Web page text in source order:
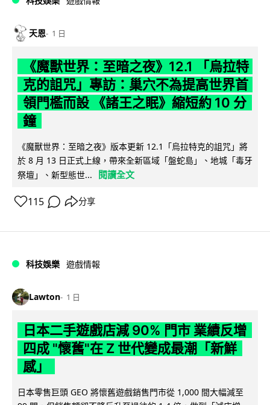
天恩 1 日
《魔獸世界：至暗之夜》12.1 「烏拉特
克的詛咒」專訪：巢穴不為提高世界首
領門檻而設 《諸王之眠》縮短約 10 分
鐘
《魔獸世界：至暗之夜》版本更新 12.1「烏拉特克的詛咒」將
於 8 月 13 日正式上線，帶來全新區域「盤蛇島」、地城「毒牙
祭壇」、新型態世...
閱讀全文
115 分享
科技娛樂 遊戲情報
Lawton 1 日
日本二手遊戲店減 90% 門市 業績反增
四成 "懷舊"在 Z 世代變成最潮「新鮮
感」
日本零售巨頭 GEO 將懷舊遊戲銷售門市從 1,000 間大幅減至